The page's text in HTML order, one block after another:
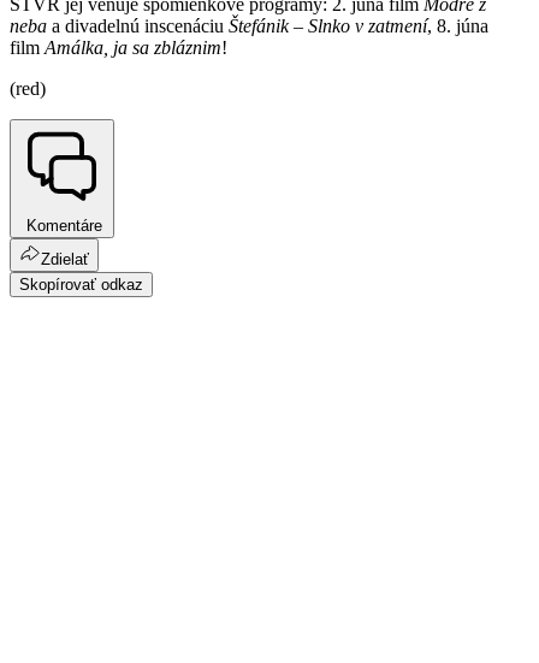
STVR jej venuje spomienkové programy: 2. júna film Modré z
neba a divadelnú inscenáciu Štefánik – Slnko v zatmení, 8. júna
filmAmálka, ja sa zbláznim!
(red)
Komentáre
Zdielať
Skopírovať odkaz